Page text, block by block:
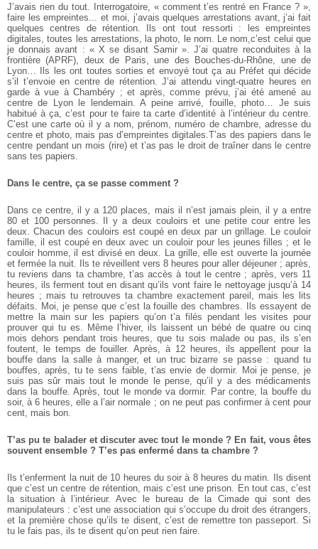
J’avais rien du tout. Interrogatoire, « comment t’es rentré en France ? »,
faire les empreintes... et moi, j’avais quelques arrestations avant, j’ai fait
quelques centres de rétention. Ils ont tout ressorti : les empreintes
digitales, toutes les arrestations, la photo, le nom. Le nom,c’est celui que
je donnais avant : « X se disant Samir ». J’ai quatre reconduites à la
frontière (APRF), deux de Paris, une des Bouches-du-Rhône, une de
Lyon… Ils les ont toutes sorties et envoyé tout ça au Préfet qui décide
s’il t’envoie en centre de rétention. J’ai attendu vingt-quatre heures en
garde à vue à Chambéry ; et après, comme prévu, j’ai été amené au
centre de Lyon le lendemain. A peine arrivé, fouille, photo… Je suis
habitué à ça, c’est pour te faire ta carte d’identité à l’intérieur du centre.
C’est une carte où il y a nom, prénom, numéro de chambre, adresse du
centre et photo, mais pas d’empreintes digitales.T’as des papiers dans le
centre pendant un mois (rire) et t’as pas le droit de traîner dans le centre
sans tes papiers.
Dans le centre, ça se passe comment ?
Dans ce centre, il y a 120 places, mais il n’est jamais plein, il y a entre
80 et 100 personnes. Il y a deux couloirs et une petite cour entre les
deux. Chacun des couloirs est coupé en deux par un grillage. Le couloir
famille, il est coupé en deux avec un couloir pour les jeunes filles ; et le
couloir homme, il est divisé en deux. La grille, elle est ouverte la journée
et fermée la nuit. Ils te réveillent vers 8 heures pour aller déjeuner ; après,
tu reviens dans ta chambre, t’as accès à tout le centre ; après, vers 11
heures, ils ferment tout en disant qu’ils vont faire le nettoyage jusqu’à 14
heures ; mais tu retrouves ta chambre exactement pareil, mais les lits
défaits. Moi, je pense que c’est la fouille des chambres. Ils essayent de
mettre la main sur les papiers qu’on t’a filés pendant les visites pour
prouver qui tu es. Même l’hiver, ils laissent un bébé de quatre ou cinq
mois dehors pendant trois heures, que tu sois malade ou pas, ils s’en
foutent, le temps de fouiller. Après, à 12 heures, ils appellent pour la
bouffe dans la salle à manger, et un truc bizarre se passe : quand tu
bouffes, après, tu te sens faible, t’as envie de dormir. Moi je pense, je
suis pas sûr mais tout le monde le pense, qu’il y a des médicaments
dans la bouffe. Après, tout le monde va dormir. Par contre, la bouffe du
soir, à 6 heures, elle a l’air normale ; on ne peut pas confirmer à cent pour
cent, mais bon.
T’as pu te balader et discuter avec tout le monde ? En fait, vous êtes
souvent ensemble ? T’es pas enfermé dans ta chambre ?
Ils t’enferment la nuit de 10 heures du soir à 8 heures du matin. Ils disent
que c’est un centre de rétention, mais c’est une prison. En tout cas, c’est
la situation à l’intérieur. Avec le bureau de la Cimade qui sont des
manipulateurs : c’est une association qui s’occupe du droit des étrangers,
et la première chose qu’ils te disent, c’est de remettre ton passeport. Si
tu le fais pas, ils te disent qu’on peut rien faire.